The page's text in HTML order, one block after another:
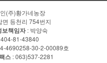
(주)황가네농장
면 등천리 754번지
보책임자: 박양숙
404-81-43840
4690258-30-2-00089호
스: 063)537-2281